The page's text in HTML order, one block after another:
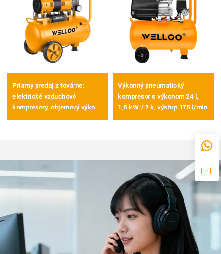
Priamy predaj z továrne:
elektrické vzduchové
kompresory, objemový výkon
Výkonný pneumatický
kompresor s výkonom 24 l,
1,5 kW / 2 k, výstup 175 l/min